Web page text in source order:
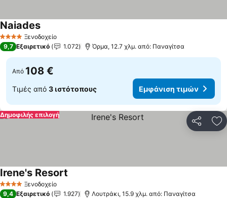
4 ΑστέριαΞενοδοχείο
Naiades
9,7 Εξαιρετικό 1.072 Όρμα, 12.7 χλμ. από: Παναγίτσα
Από 108 €
Τιμές από 3 ιστότοπους Εμφάνιση τιμών
Δημοφιλής επιλογή
4 ΑστέριαΞενοδοχείο
Irene's Resort
9,4 Εξαιρετικό 1.927 Λουτράκι, 15.9 χλμ. από: Παναγίτσα